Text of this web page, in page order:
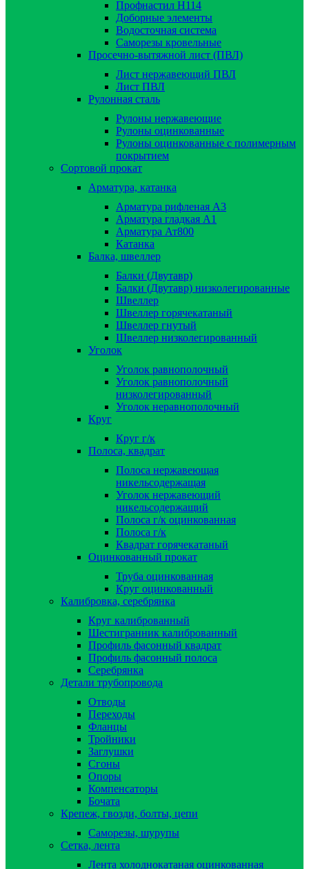
Профнастил Н114
Доборные элементы
Водосточная система
Саморезы кровельные
Просечно-вытяжной лист (ПВЛ)
Лист нержавеющий ПВЛ
Лист ПВЛ
Рулонная сталь
Рулоны нержавеющие
Рулоны оцинкованные
Рулоны оцинкованные с полимерным
покрытием
Сортовой прокат
Арматура, катанка
Арматура рифленая А3
Арматура гладкая А1
Арматура Ат800
Катанка
Балка, швеллер
Балки (Двутавр)
Балки (Двутавр) низколегированные
Швеллер
Швеллер горячекатаный
Швеллер гнутый
Швеллер низколегированный
Уголок
Уголок равнополочный
Уголок равнополочный
низколегированный
Уголок неравнополочный
Круг
Круг г/к
Полоса, квадрат
Полоса нержавеющая
никельсодержащая
Уголок нержавеющий
никельсодержащий
Полоса г/к оцинкованная
Полоса г/к
Квадрат горячекатаный
Оцинкованный прокат
Труба оцинкованная
Круг оцинкованный
Калибровка, серебрянка
Круг калиброванный
Шестигранник калиброванный
Профиль фасонный квадрат
Профиль фасонный полоса
Серебрянка
Детали трубопровода
Отводы
Переходы
Фланцы
Тройники
Заглушки
Сгоны
Опоры
Компенсаторы
Бочата
Крепеж, гвозди, болты, цепи
Саморезы, шурупы
Сетка, лента
Лента холоднокатаная оцинкованная